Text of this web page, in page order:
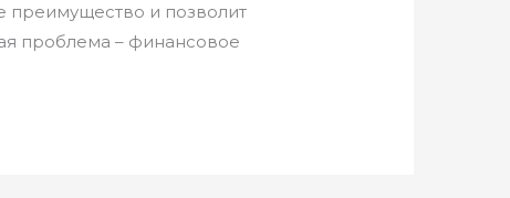
преимущество и позволит
проблема – финансовое